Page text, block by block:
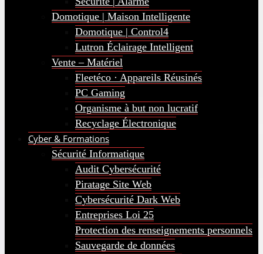
Domotique | Maison Intelligente
Domotique | Control4
Lutron Éclairage Intelligent
Vente – Matériel
Fleetéco · Appareils Réusinés
PC Gaming
Organisme à but non lucratif
Recyclage Électronique
Cyber & Formations
Sécurité Informatique
Audit Cybersécurité
Piratage Site Web
Cybersécurité Dark Web
Entreprises Loi 25
Protection des renseignements personnels
Sauvegarde de données